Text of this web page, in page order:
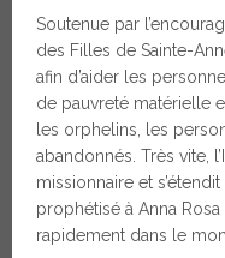
Soutenue par
des Filles de Sainte-
afin d’aider les
de pauvreté matérielle
les orphelins, les
abandonnés. Très vite,
missionnaire et
prophétisé à Anna
rapidement dans le